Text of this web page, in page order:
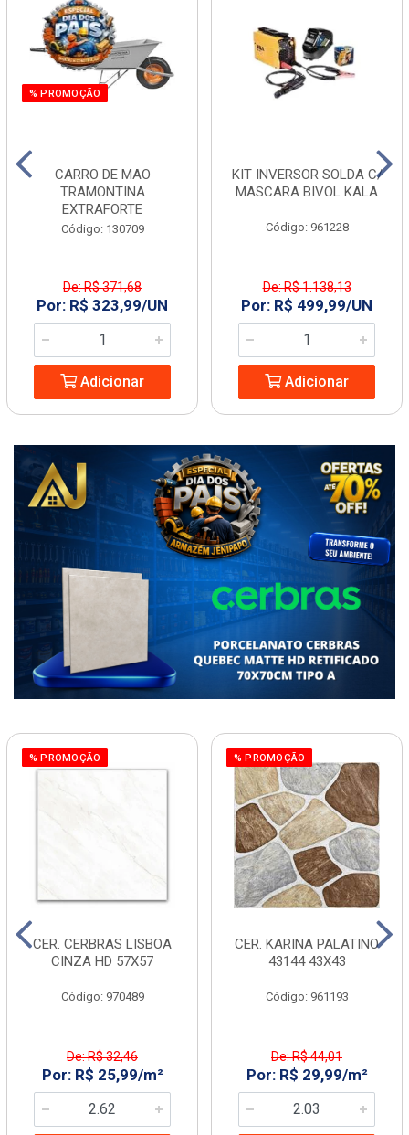
% PROMOÇÃO
CARRO DE MAO
TRAMONTINA
EXTRAFORTE
Código: 130709
De: R$ 371,68
Por: R$ 323,99/UN
Adicionar
KIT INVERSOR SOLDA C/
MASCARA BIVOL KALA
Código: 961228
De: R$ 1.138,13
Por: R$ 499,99/UN
Adicionar
% PROMOÇÃO
CER. CERBRAS LISBOA
CINZA HD 57X57
Código: 970489
De: R$ 32,46
Por: R$ 25,99/m²
% PROMOÇÃO
CER. KARINA PALATINO
43144 43X43
Código: 961193
De: R$ 44,01
Por: R$ 29,99/m²